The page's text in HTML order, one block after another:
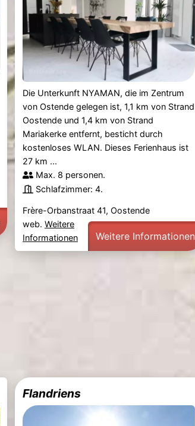
Die Unterkunft NYAMAN, die im Zentrum
von Ostende gelegen ist, 1,1 km von Strand
Oostende und 1,4 km von Strand
Mariakerke entfernt, besticht durch
kostenloses WLAN. Dieses Ferienhaus ist
27 km ...
Max. 8 personen.
Schlafzimmer: 4.
Frère-Orbanstraat 41, Oostende
web. Weitere
Informationen
Weitere Informationen
Flandriens